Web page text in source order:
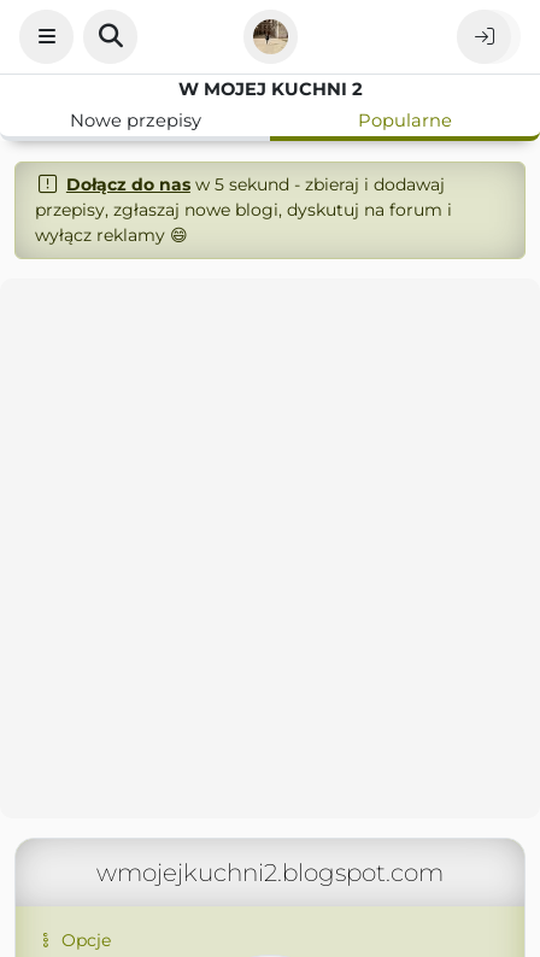
W MOJEJ KUCHNI 2
Nowe przepisy
Popularne
Dołącz do nasw 5 sekund - zbieraj i dodawaj
przepisy, zgłaszaj nowe blogi, dyskutuj na forum i
wyłącz reklamy 😄
wmojejkuchni2.blogspot.com
Opcje